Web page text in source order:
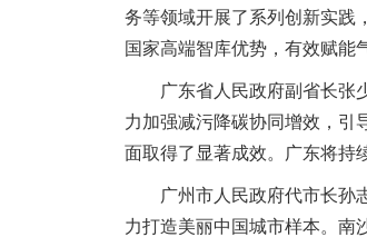
务等领域开展了系列创新实践
国家高端智库优势，有效赋能
广东省人民政府副省长张少
力加强减污降碳协同增效，引
面取得了显著成效。广东将持
广州市人民政府代市长孙志
力打造美丽中国城市样本。南